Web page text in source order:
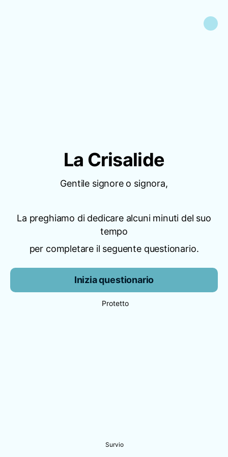
La Crisalide
Gentile signore o signora,
La preghiamo di dedicare alcuni minuti del suo
tempo
per completare il seguente questionario.
Inizia questionario
Protetto
Survio